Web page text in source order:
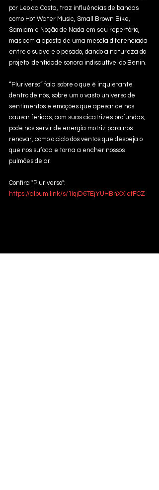
por Leo da Costa, traz influências de bandas
como Hot Water Music, Small Brown Bike,
Samiam e Noção de Nada em seu repertório,
mas com a aposta de uma mescla diferenciada
entre o suave e o pesado, dando a natureza do
projeto identidade sonora indiscutível do Benin.
“Pluriverso” fala sobre o que é inquietante
dentro de nós, sobre um o vasto universo de
sentimentos e emoções que apesar de nos
causar feridas, com suas cicatrizes profundas,
pode nos servir de energia motriz para nos
renovar, como o ciclo dos ventos que despeja o
que nos sufoca e torna a encher nossos
pulmões de ar.
Confira "Pluriverso":
https://album.link/s/1IqjD6TEjYUHBnXXIefFCZ